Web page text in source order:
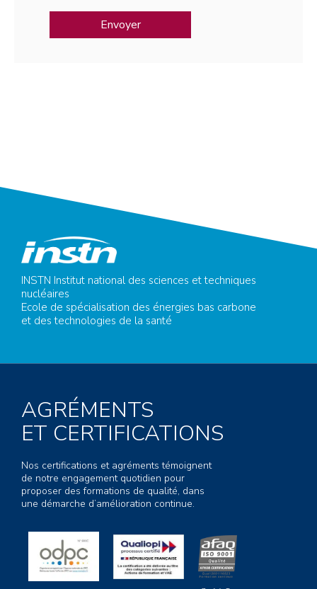
INSTN Institut national des sciences et techniques
nucléaires
Ecole de spécialisation des énergies bas carbone
et des technologies de la santé
AGRÉMENTS
ET CERTIFICATIONS
Nos certifications et agréments témoignent
de notre engagement quotidien pour
proposer des formations de qualité, dans
une démarche d’amélioration continue.